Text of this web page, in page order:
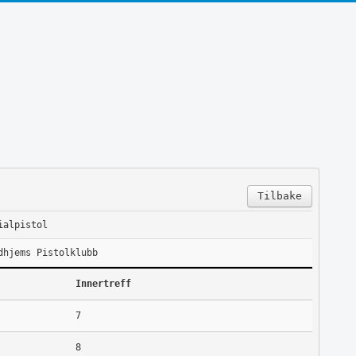
Tilbake
Pistolklubb
Innertreff
7
8